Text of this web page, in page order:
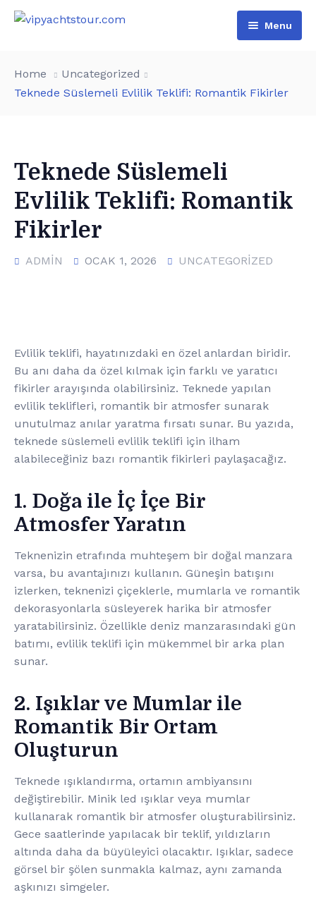
Menu
All Boats
Special Day Events
Additional services
Türkçe
Home
Uncategorized
Teknede Süslemeli Evlilik Teklifi: Romantik Fikirler
Teknede Süslemeli
Evlilik Teklifi: Romantik
Fikirler
ADMIN OCAK 1, 2026 UNCATEGORIZED
Evlilik teklifi, hayatınızdaki en özel anlardan biridir.
Bu anı daha da özel kılmak için farklı ve yaratıcı
fikirler arayışında olabilirsiniz. Teknede yapılan
evlilik teklifleri, romantik bir atmosfer sunarak
unutulmaz anılar yaratma fırsatı sunar. Bu yazıda,
teknede süslemeli evlilik teklifi için ilham
alabileceğiniz bazı romantik fikirleri paylaşacağız.
1. Doğa ile İç İçe Bir
Atmosfer Yaratın
Teknenizin etrafında muhteşem bir doğal manzara
varsa, bu avantajınızı kullanın. Güneşin batışını
izlerken, teknenizi çiçeklerle, mumlarla ve romantik
dekorasyonlarla süsleyerek harika bir atmosfer
yaratabilirsiniz. Özellikle deniz manzarasındaki gün
batımı, evlilik teklifi için mükemmel bir arka plan
sunar.
2. Işıklar ve Mumlar ile
Romantik Bir Ortam
Oluşturun
Teknede ışıklandırma, ortamın ambiyansını
değiştirebilir. Minik led ışıklar veya mumlar
kullanarak romantik bir atmosfer oluşturabilirsiniz.
Gece saatlerinde yapılacak bir teklif, yıldızların
altında daha da büyüleyici olacaktır. Işıklar, sadece
görsel bir şölen sunmakla kalmaz, aynı zamanda
aşkınızı simgeler.